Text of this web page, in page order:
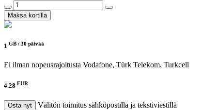
Maksa kortilla
1 GB / 30 päivää
Ei ilman nopeusrajoitusta Vodafone, Türk Telekom, Turkcell
4.28 EUR
Osta nyt
Välitön toimitus sähköpostilla ja tekstiviestillä